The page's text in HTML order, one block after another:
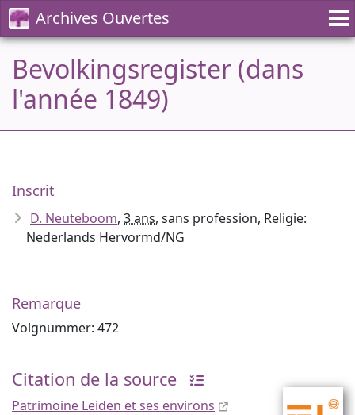
Archives Ouvertes
Bevolkingsregister (dans
l'année 1849)
Inscrit
D. Neuteboom, 3 ans, sans profession, Religie:
Nederlands Hervormd/NG
Remarque
Volgnummer: 472
Citation de la source
Patrimoine Leiden et ses environs